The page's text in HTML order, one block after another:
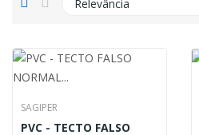
Relevância
SAGIPER
PVC - TECTO FALSO